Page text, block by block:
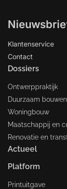
Klantenservice
Contact
Dossiers
Ontwerppraktijk
Duurzaam bouwen
Woningbouw
Maatschappij en
Renovatie en
Actueel
Platform
Printuitgave